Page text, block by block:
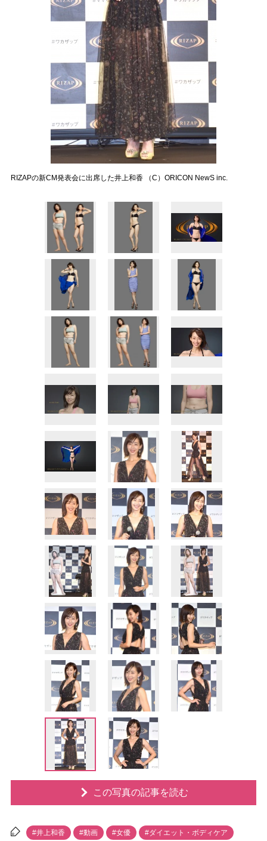
RIZAPの新CM発表会に出席した井上和香 （C）ORICON NewS inc.
この写真の記事を読む
#井上和香 #動画 #女優 #ダイエット・ボディケア